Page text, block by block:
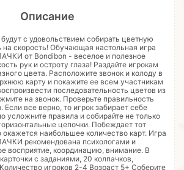
Описание
с удовольствием собирать цветную
на скорость! Обучающая настольная игра
от Bondibon - веселое и полезное
рук и остроту глаза! Раздайте игрокам
цвета. Расположите звонок и колоду в
карту и покажите ее всем участникам
последовательность цветов из
на звонок. Проверьте правильность
Если все верно, то игрок забирает себе
усложните правила и собирайте не только
цепочки. Побеждает тот
окажется наибольшее количество карт. Игра
рекомендована психологами и
восприятие, координацию, внимание. В
с заданиями, 20 колпачков,
игроков 2-4 Возраст 5+ Соберите